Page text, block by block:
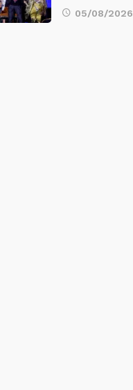
05/08/2026